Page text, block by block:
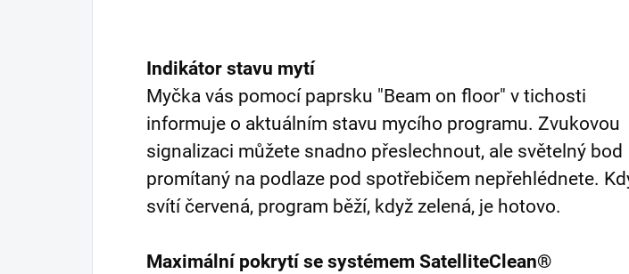
Indikátor stavu mytí
Myčka vás pomocí paprsku "Beam on floor" v tichosti
informuje o aktuálním stavu mycího programu. Zvukovou
signalizaci můžete snadno přeslechnout, ale světelný bod
promítaný na podlaze pod spotřebičem nepřehlédnete.
svítí červená, program běží, když zelená, je hotovo.
Maximální pokrytí se systémem SatelliteClean®